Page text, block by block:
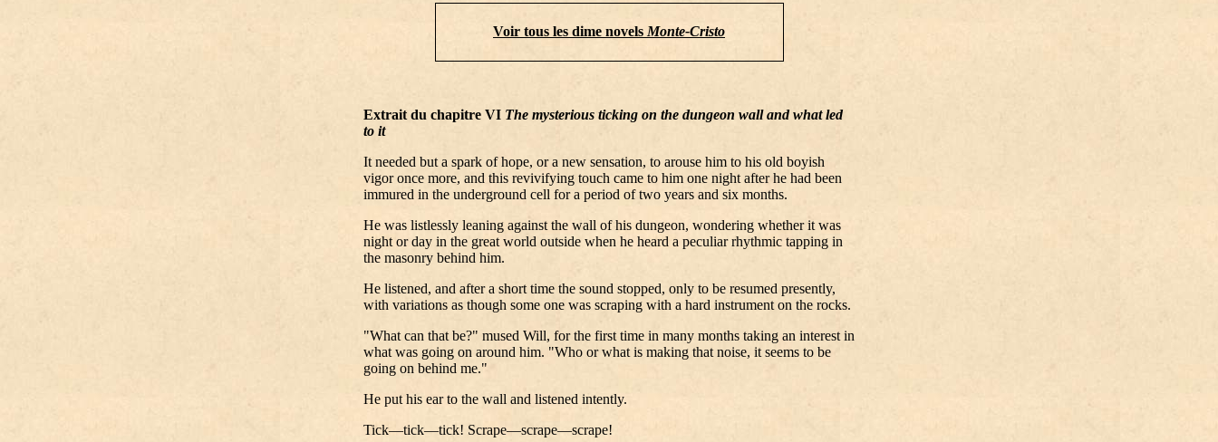
Voir tous les dime novels Monte-Cristo
Extrait du chapitre VI The mysterious ticking on the dungeon wall and what led
to it
It needed but a spark of hope, or a new sensation, to arouse him to his old boyish
vigor once more, and this revivifying touch came to him one night after he had been
immured in the underground cell for a period of two years and six months.
He was listlessly leaning against the wall of his dungeon, wondering whether it was
night or day in the great world outside when he heard a peculiar rhythmic tapping in
the masonry behind him.
He listened, and after a short time the sound stopped, only to be resumed presently,
with variations as though some one was scraping with a hard instrument on the rocks.
"What can that be?" mused Will, for the first time in many months taking an interest in
what was going on around him. "Who or what is making that noise, it seems to be
going on behind me."
He put his ear to the wall and listened intently.
Tick—tick—tick! Scrape—scrape—scrape!